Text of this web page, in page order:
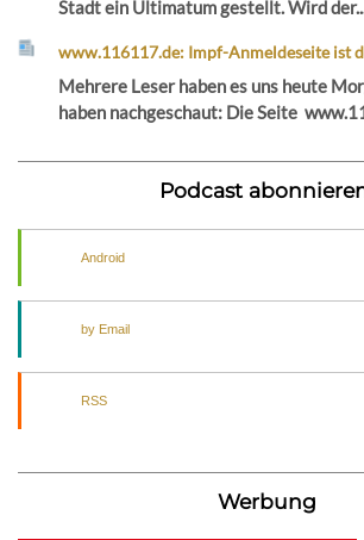
Stadt ein Ultimatum gestellt. Wird
www.116117.de: Impf-Anmeldeseite ist
Mehrere Leser haben es uns heute
haben nachgeschaut: Die Seite
Podcast
Android
by Email
RSS
Werbung